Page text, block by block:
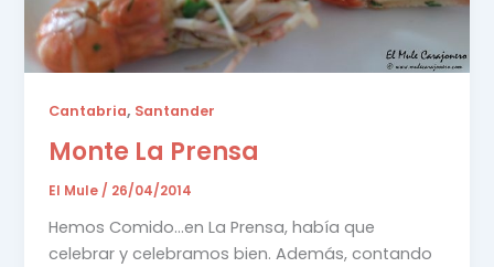
Cantabria, Santander
Monte La Prensa
El Mule/ 26/04/2014
Hemos Comido…en La Prensa, había que
celebrar y celebramos bien. Además, contando